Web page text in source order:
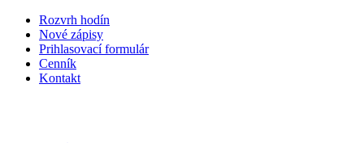
Rozvrh hodín
Nové zápisy
Prihlasovací formulár
Cenník
Kontakt